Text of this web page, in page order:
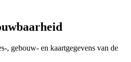
, gebouw- en kaartgegevens van de